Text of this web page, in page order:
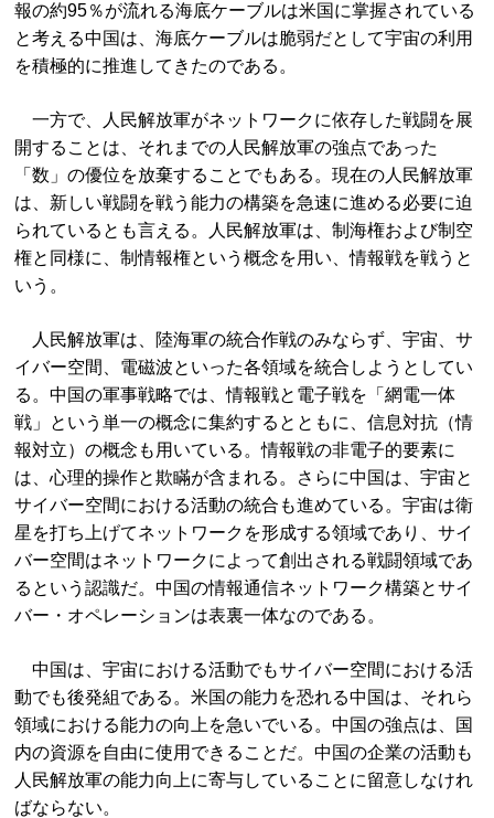
報の約95％が流れる海底ケーブルは米国に掌握されている
と考える中国は、海底ケーブルは脆弱だとして宇宙の利用
を積極的に推進してきたのである。
一方で、人民解放軍がネットワークに依存した戦闘を展
開することは、それまでの人民解放軍の強点であった
「数」の優位を放棄することでもある。現在の人民解放軍
は、新しい戦闘を戦う能力の構築を急速に進める必要に迫
られているとも言える。人民解放軍は、制海権および制空
権と同様に、制情報権という概念を用い、情報戦を戦うと
いう。
人民解放軍は、陸海軍の統合作戦のみならず、宇宙、サ
イバー空間、電磁波といった各領域を統合しようとしてい
る。中国の軍事戦略では、情報戦と電子戦を「網電一体
戦」という単一の概念に集約するとともに、信息対抗（情
報対立）の概念も用いている。情報戦の非電子的要素に
は、心理的操作と欺瞞が含まれる。さらに中国は、宇宙と
サイバー空間における活動の統合も進めている。宇宙は衛
星を打ち上げてネットワークを形成する領域であり、サイ
バー空間はネットワークによって創出される戦闘領域であ
るという認識だ。中国の情報通信ネットワーク構築とサイ
バー・オペレーションは表裏一体なのである。
中国は、宇宙における活動でもサイバー空間における活
動でも後発組である。米国の能力を恐れる中国は、それら
領域における能力の向上を急いでいる。中国の強点は、国
内の資源を自由に使用できることだ。中国の企業の活動も
人民解放軍の能力向上に寄与していることに留意しなけれ
ばならない。